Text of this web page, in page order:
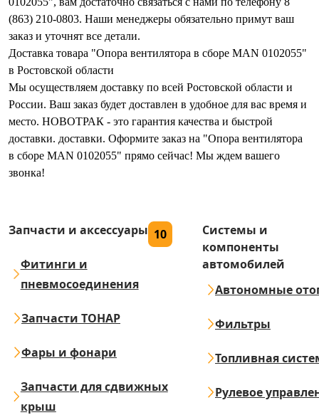
(863) 210-0803. Наши менеджеры обязательно примут ваш
заказ и уточнят все детали.
Доставка товара "Опора вентилятора в сборе MAN 0102055"
в Ростовской области
Мы осуществляем доставку по всей Ростовской области и
России. Ваш заказ будет доставлен в удобное для вас время и
место. НОВОТРАК - это гарантия качества и быстрой
доставки. доставки. Оформите заказ на "Опора вентилятора
в сборе MAN 0102055" прямо сейчас! Мы ждем вашего
звонка!
Запчасти и аксессуары 10
Фитинги и
пневмосоединения
Запчасти ТОНАР
Фары и фонари
Запчасти для сдвижных
крыш
Системы и
компоненты
автомобилей
Автономные
Фильтры
Топливная
Рулевое